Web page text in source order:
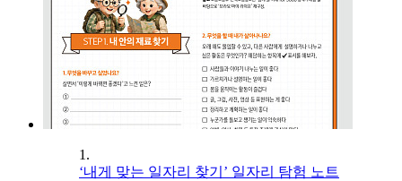
1.
‘내게 맞는 일자리 찾기’ 일자리 탐험 노트